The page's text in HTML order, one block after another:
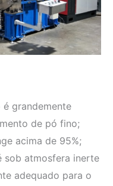
grandemente
de pó fino;
acima de 95%;
sob atmosfera inerte
adequado para o